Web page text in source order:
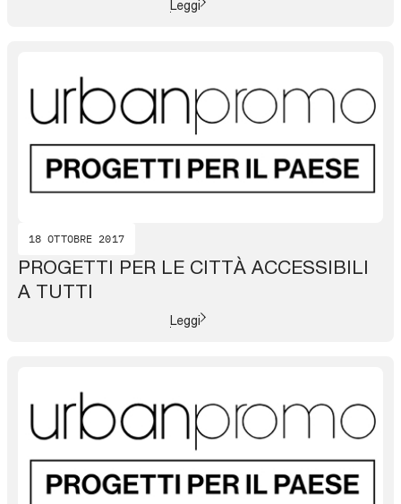
Leggi
18 OTTOBRE 2017
PROGETTI PER LE CITTÀ ACCESSIBILI
A TUTTI
Leggi